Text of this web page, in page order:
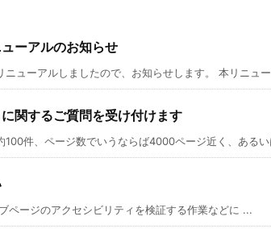
ーアルのお知らせ
ニューアルしましたので、お知らせします。 本リニュ
関するご質問を受け付けます
100件、ページ数でいうならば4000ページ近く、ある
ページのアクセシビリティを検証する作業などに ...